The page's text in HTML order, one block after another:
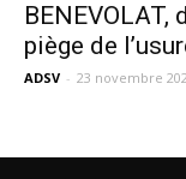
piège de
ADSV - 23 novembre